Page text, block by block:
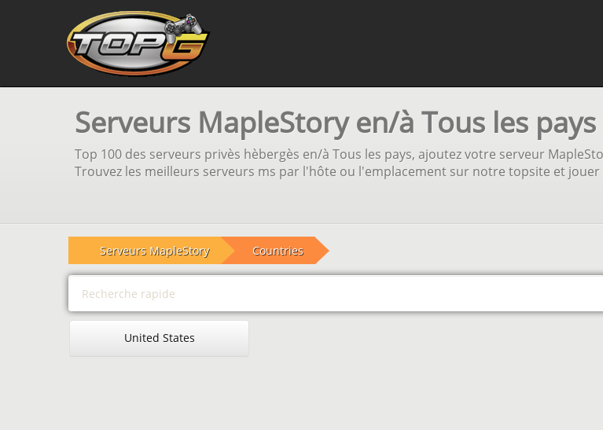
Serveurs MapleStory en/à Tous les pays
Top 100 des serveurs privès hèbergès en/à Tous les pays, ajoutez votre serveur
Trouvez les meilleurs serveurs ms par l'hôte ou l'emplacement sur notre topsite et
Serveurs MapleStory Countries
United States